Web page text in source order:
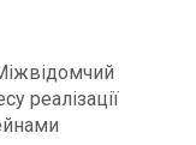
реалізації